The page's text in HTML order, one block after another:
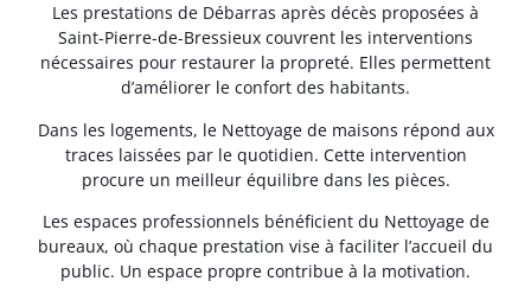
Les prestations de Débarras après décès proposées à
Saint-Pierre-de-Bressieux couvrent les interventions
nécessaires pour restaurer la propreté. Elles permettent
d’améliorer le confort des habitants.
Dans les logements, le Nettoyage de maisons répond aux
traces laissées par le quotidien. Cette intervention
procure un meilleur équilibre dans les pièces.
Les espaces professionnels bénéficient du Nettoyage de
bureaux, où chaque prestation vise à faciliter l’accueil du
public. Un espace propre contribue à la motivation.